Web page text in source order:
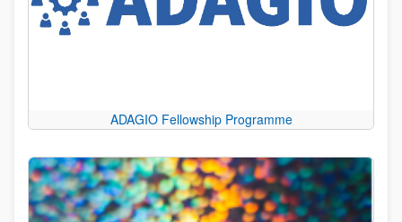
ADAGIO Fellowship Programme